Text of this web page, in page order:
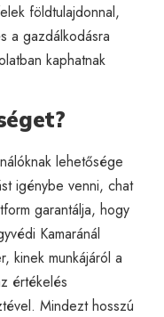
földtulajdonnal,
a gazdálkodásra
kaphatnak
lehetősége
igénybe venni, chat
garantálja, hogy
Kamaránál
kinek munkájáról a
értékelés
Mindezt hosszú